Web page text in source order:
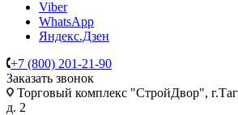
Viber
WhatsApp
Яндекс.Дзен
+7 (800) 201-21-90
Заказать звонок
Торговый комплекс "СтройДвор",
д. 2